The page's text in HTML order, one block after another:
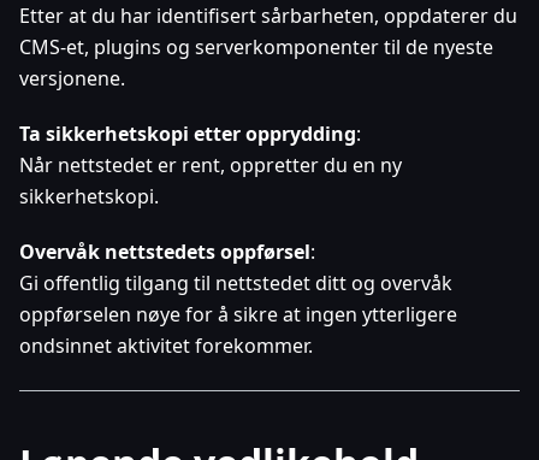
Etter at du har identifisert sårbarheten, oppdaterer du
CMS-et, plugins og serverkomponenter til de nyeste
versjonene.
Ta sikkerhetskopi etter opprydding:
Når nettstedet er rent, oppretter du en ny
sikkerhetskopi.
Overvåk nettstedets oppførsel:
Gi offentlig tilgang til nettstedet ditt og overvåk
oppførselen nøye for å sikre at ingen ytterligere
ondsinnet aktivitet forekommer.